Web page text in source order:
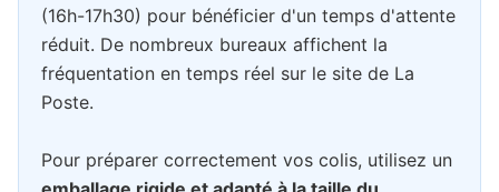
(16h-17h30) pour bénéficier d'un temps d'attente
réduit. De nombreux bureaux affichent la
fréquentation en temps réel sur le site de La
Poste.
Pour préparer correctement vos colis, utilisez un